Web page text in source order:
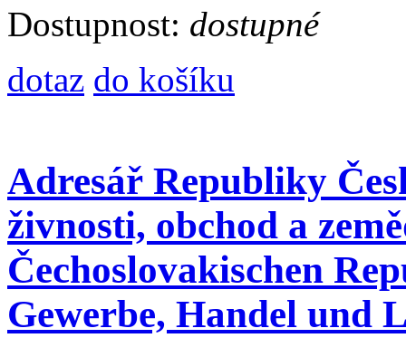
Dostupnost: dostupné
dotaz do košíku
Adresář Republiky
živnosti, obchod a
Čechoslovakischen
Gewerbe, Handel